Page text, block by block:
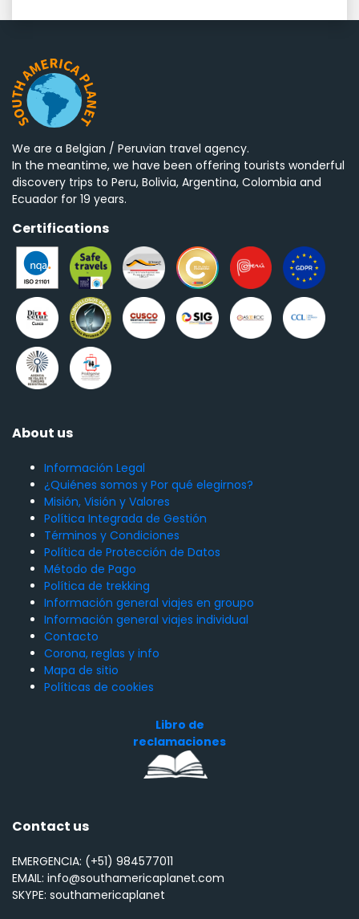
We are a Belgian / Peruvian travel agency.
In the meantime, we have been offering tourists wonderful
discovery trips to Peru, Bolivia, Argentina, Colombia and
Ecuador for 19 years.
Certifications
About us
Información Legal
¿Quiénes somos y Por qué elegirnos?
Misión, Visión y Valores
Política Integrada de Gestión
Términos y Condiciones
Política de Protección de Datos
Método de Pago
Política de trekking
Información general viajes en groupo
Información general viajes individual
Contacto
Corona, reglas y info
Mapa de sitio
Políticas de cookies
Libro de
reclamaciones
Contact us
EMERGENCIA: (+51) 984577011
EMAIL: info@southamericaplanet.com
SKYPE: southamericaplanet